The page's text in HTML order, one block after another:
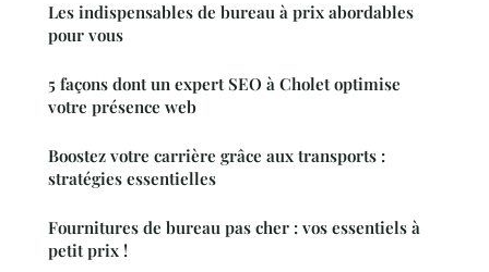
Les indispensables de bureau à prix abordables
pour vous
5 façons dont un expert SEO à Cholet optimise
votre présence web
Boostez votre carrière grâce aux transports :
stratégies essentielles
Fournitures de bureau pas cher : vos essentiels à
petit prix !